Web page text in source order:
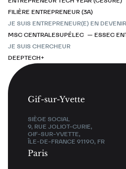
FILIÈRE ENTREPRENEUR (3A)
JE SUIS ENTREPRENEUR(E) EN DEVENIR
MSC CENTRALESUPÉLEC — ESSEC
JE SUIS CHERCHEUR
DEEPTECH+
Gif-sur-Yvette
SIÈGE SOCIAL
9, RUE JOLIOT-CURIE,
GIF-SUR-YVETTE,
ÎLE-DE-FRANCE 91190, FR
Paris